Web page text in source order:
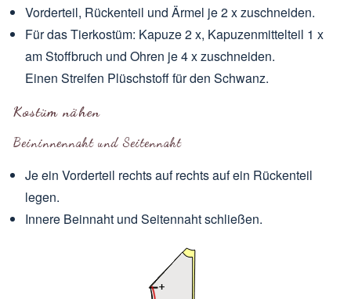
Vorderteil, Rückenteil und Ärmel je 2 x zuschneiden.
Für das Tierkostüm: Kapuze 2 x, Kapuzenmittelteil 1 x
am Stoffbruch und Ohren je 4 x zuschneiden.
Einen Streifen Plüschstoff für den Schwanz.
Kostüm nähen
Beininnennaht und Seitennaht
Je ein Vorderteil rechts auf rechts auf ein Rückenteil
legen.
Innere Beinnaht und Seitennaht schließen.